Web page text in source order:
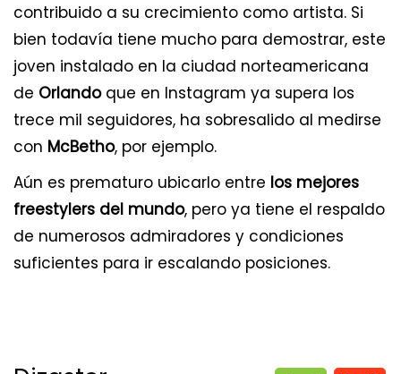
contribuido a su crecimiento como artista. Si
bien todavía tiene mucho para demostrar, este
joven instalado en la ciudad norteamericana
de Orlandoque en Instagram ya supera los
trece mil seguidores, ha sobresalido al medirse
con McBetho, por ejemplo.
Aún es prematuro ubicarlo entre los mejores
freestylers del mundo, pero ya tiene el respaldo
de numerosos admiradores y condiciones
suficientes para ir escalando posiciones.